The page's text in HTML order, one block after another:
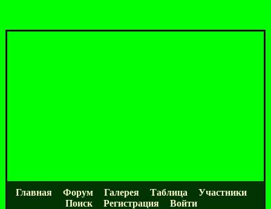
Главная Форум Галерея Таблица
Участники
Поиск
Регистрация Войти